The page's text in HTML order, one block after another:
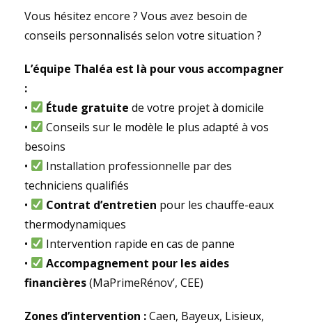
Vous hésitez encore ? Vous avez besoin de
conseils personnalisés selon votre situation ?
L’équipe Thaléa est là pour vous accompagner
:
•
Étude gratuite de votre projet à domicile
•
Conseils sur le modèle le plus adapté à vos
besoins
•
Installation professionnelle par des
techniciens qualifiés
•
Contrat d’entretien pour les chauffe-eaux
thermodynamiques
•
Intervention rapide en cas de panne
•
Accompagnement pour les aides
financières(MaPrimeRénov’, CEE)
Zones d’intervention :Caen, Bayeux, Lisieux,